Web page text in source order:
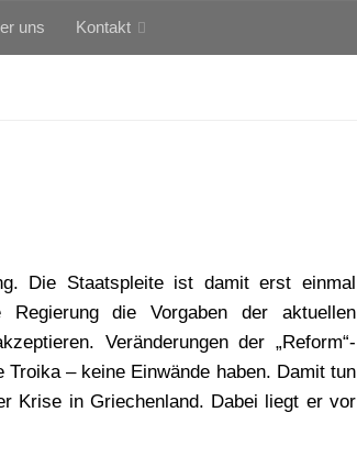
uns Kontakt
Die Staatspleite ist damit erst einmal
die Vorgaben der aktuellen
Veränderungen der „Reform“-
– keine Einwände haben. Damit tun
Krise in Griechenland. Dabei liegt er vor